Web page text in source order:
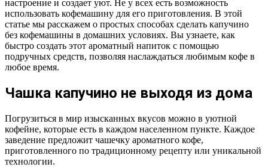
настроение и создает уют. Не у всех есть возможность
использовать кофемашину для его приготовления. В этой
статье мы расскажем о простых способах сделать капучино
без кофемашины в домашних условиях. Вы узнаете, как
быстро создать этот ароматный напиток с помощью
подручных средств, позволяя наслаждаться любимым кофе в
любое время.
Чашка капучино не выходя из дома
Погрузиться в мир изысканных вкусов можно в уютной
кофейне, которые есть в каждом населенном пункте. Каждое
заведение предложит чашечку ароматного кофе,
приготовленного по традиционному рецепту или уникальной
технологии.